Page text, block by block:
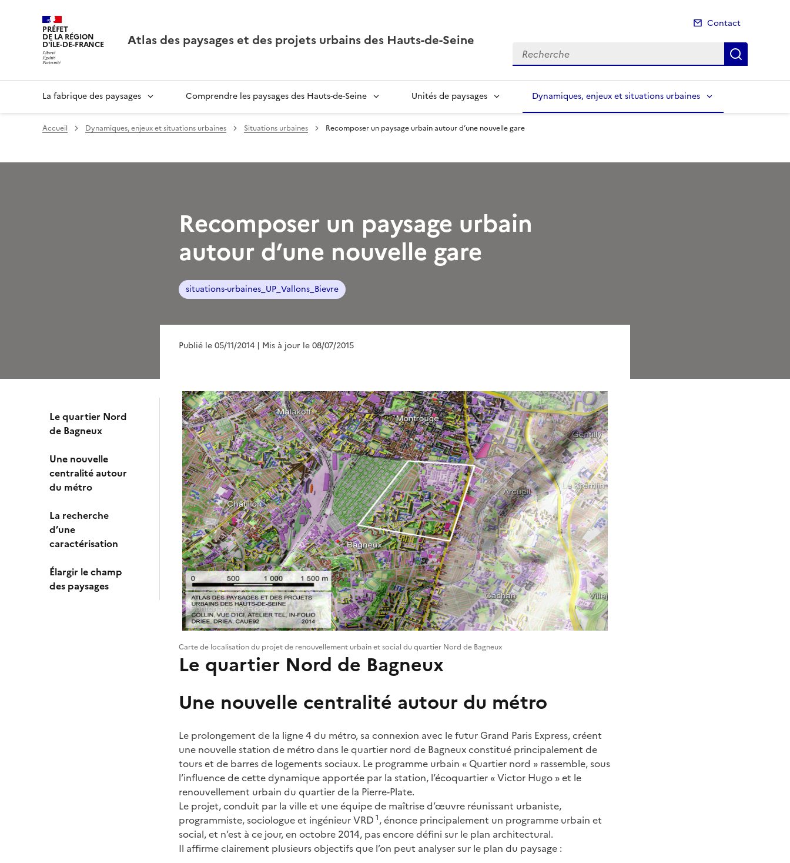
PRÉFET
DE LA RÉGION
D'ÎLE-DE-FRANCE Atlas des paysages et des projets urbains des Hauts-de-Seine
Contact
Recherche
La fabrique des paysages Comprendre les paysages des Hauts-de-Seine Unités de paysages Dynamiques, enjeux et situations urbaines
Accueil Dynamiques, enjeux et situations urbaines Situations urbaines Recomposer un paysage urbain autour d’une nouvelle gare
Le quartier Nord
de Bagneux
Une nouvelle
centralité autour
du métro
La recherche
d’une
caractérisation
Élargir le champ
des paysages
Recomposer un paysage urbain
autour d’une nouvelle gare
situations-urbaines_UP_Vallons_Bievre
Publié le 05/11/2014 | Mis à jour le 08/07/2015
Carte de localisation du projet de renouvellement urbain et social du quartier Nord de Bagneux
Le quartier Nord de Bagneux
Une nouvelle centralité autour du métro
Le prolongement de la ligne 4 du métro, sa connexion avec le futur Grand Paris Express, créent
une nouvelle station de métro dans le quartier nord de Bagneux constitué principalement de
tours et de barres de logements sociaux. Le programme urbain « Quartier nord » rassemble, sous
l’influence de cette dynamique apportée par la station, l’écoquartier « Victor Hugo » et le
renouvellement urbain du quartier de la Pierre-Plate.
Le projet, conduit par la ville et une équipe de maîtrise d’œuvre réunissant urbaniste,
programmiste, sociologue et ingénieur VRD 1, énonce principalement un programme urbain et
social, et n’est à ce jour, en octobre 2014, pas encore défini sur le plan architectural.
Il affirme clairement plusieurs objectifs que l’on peut analyser sur le plan du paysage :